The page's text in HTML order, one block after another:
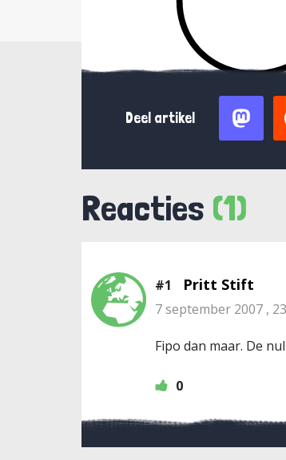
Deel artikel
Reacties (1)
#1 Pritt Stift
7 september 2007 ,
Fipo dan maar. De
0